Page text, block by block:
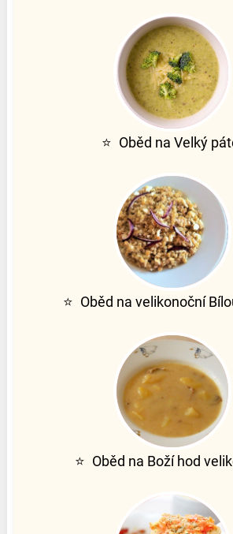
⭐ Oběd na Velký
⭐ Oběd na velikonoční
⭐ Oběd na Boží hod